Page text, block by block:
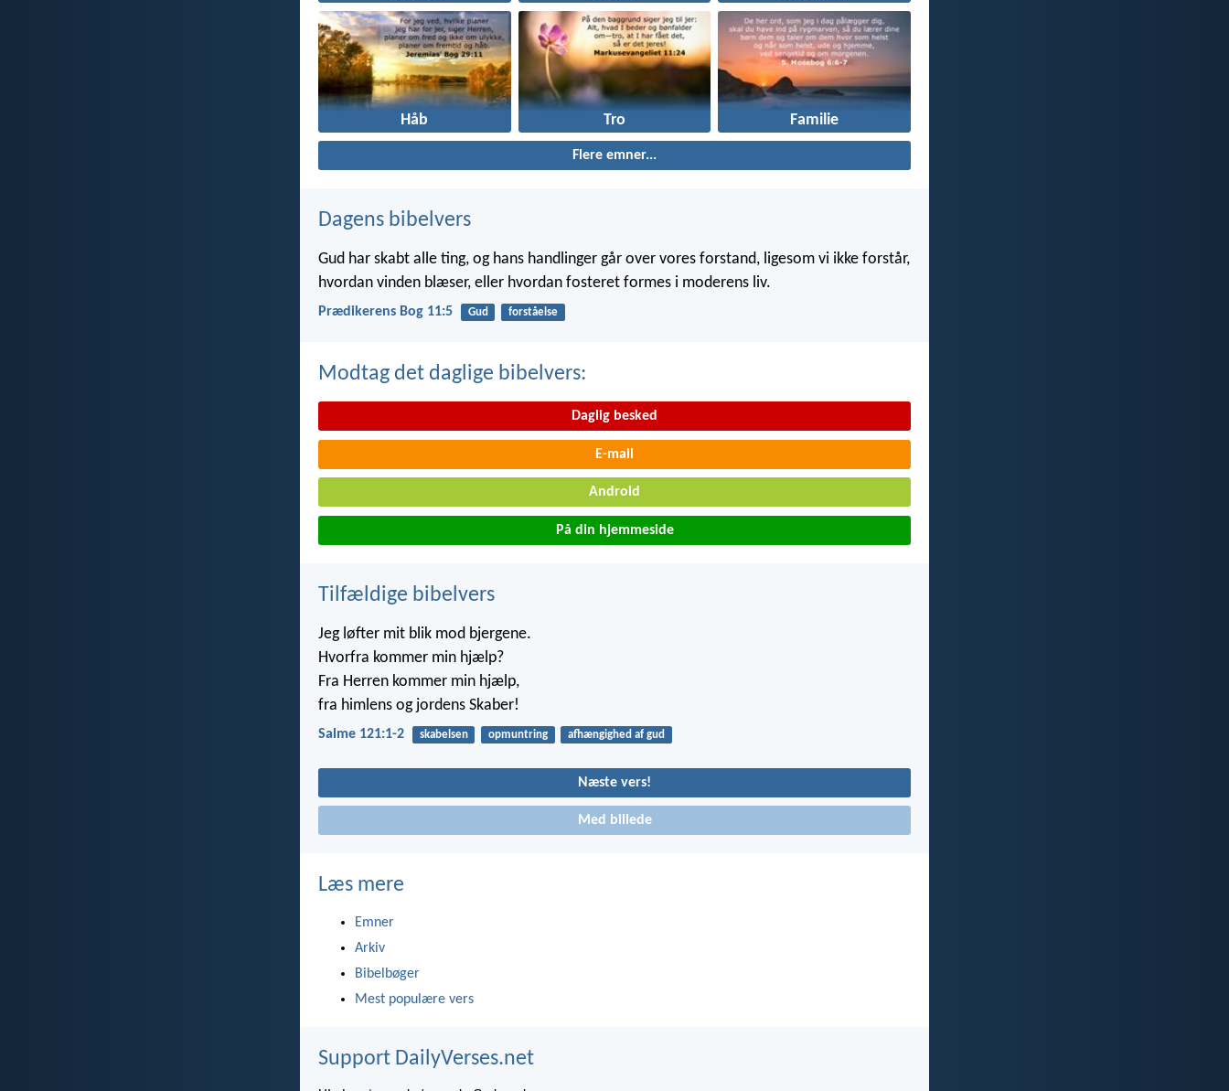
Håb Tro Familie
Flere emner...
Dagens bibelvers
Gud har skabt alle ting, og hans handlinger går over vores forstand, ligesom vi ikke forstår,
hvordan vinden blæser, eller hvordan fosteret formes i moderens liv.
Prædikerens Bog 11:5 Gud forståelse
Modtag det daglige bibelvers:
Daglig besked
E-mail
Android
På din hjemmeside
Tilfældige bibelvers
Jeg løfter mit blik mod bjergene.
Hvorfra kommer min hjælp?
Fra Herren kommer min hjælp,
fra himlens og jordens Skaber!
Salme 121:1-2 skabelsen opmuntring afhængighed af gud
Næste vers!
Med billede
Læs mere
Emner
Arkiv
Bibelbøger
Mest populære vers
Support DailyVerses.net